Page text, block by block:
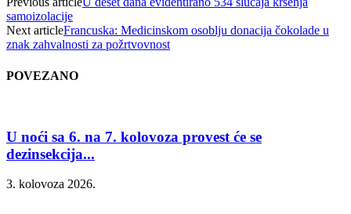
samoizolacije
Next articleFrancuska: Medicinskom osoblju donacija čokolade u
znak zahvalnosti za požrtvovnost
POVEZANO
U noći sa 6. na 7. kolovoza provest će se
dezinsekcija...
3. kolovoza 2026.